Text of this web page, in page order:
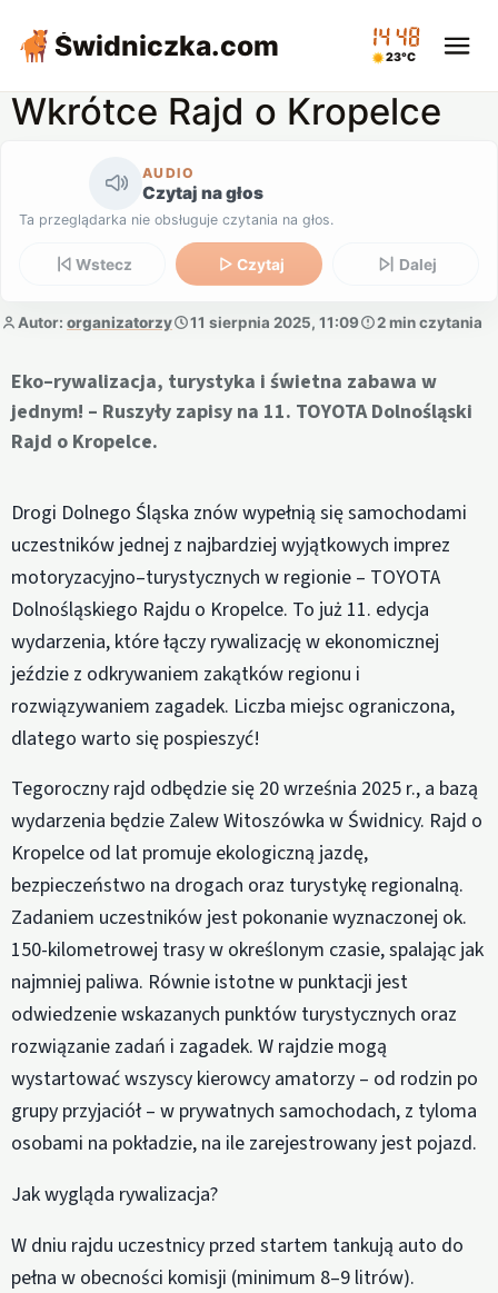
Świdniczka.com 14:48
23°C
Wkrótce Rajd o Kropelce
AUDIO
Czytaj na głos
Ta przeglądarka nie obsługuje czytania na głos.
Wstecz Czytaj Dalej
Autor: organizatorzy 11 sierpnia 2025, 11:09 2 min czytania
Eko–rywalizacja, turystyka i świetna zabawa w
jednym! – Ruszyły zapisy na 11. TOYOTA Dolnośląski
Rajd o Kropelce.
Drogi Dolnego Śląska znów wypełnią się samochodami
uczestników jednej z najbardziej wyjątkowych imprez
motoryzacyjno–turystycznych w regionie – TOYOTA
Dolnośląskiego Rajdu o Kropelce. To już 11. edycja
wydarzenia, które łączy rywalizację w ekonomicznej
jeździe z odkrywaniem zakątków regionu i
rozwiązywaniem zagadek. Liczba miejsc ograniczona,
dlatego warto się pospieszyć!
Tegoroczny rajd odbędzie się 20 września 2025 r., a bazą
wydarzenia będzie Zalew Witoszówka w Świdnicy. Rajd o
Kropelce od lat promuje ekologiczną jazdę,
bezpieczeństwo na drogach oraz turystykę regionalną.
Zadaniem uczestników jest pokonanie wyznaczonej ok.
150-kilometrowej trasy w określonym czasie, spalając jak
najmniej paliwa. Równie istotne w punktacji jest
odwiedzenie wskazanych punktów turystycznych oraz
rozwiązanie zadań i zagadek. W rajdzie mogą
wystartować wszyscy kierowcy amatorzy – od rodzin po
grupy przyjaciół – w prywatnych samochodach, z tyloma
osobami na pokładzie, na ile zarejestrowany jest pojazd.
Jak wygląda rywalizacja?
W dniu rajdu uczestnicy przed startem tankują auto do
pełna w obecności komisji (minimum 8–9 litrów).